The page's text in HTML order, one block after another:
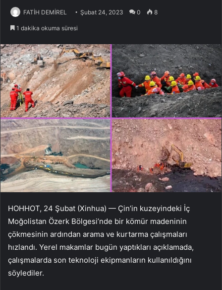
FATİH DEMİREL Şubat 24, 2023 0 8
1 dakika okuma süresi
HOHHOT, 24 Şubat (Xinhua) — Çin’in kuzeyindeki İç
Moğolistan Özerk Bölgesi’nde bir kömür madeninin
çökmesinin ardından arama ve kurtarma çalışmaları
hızlandı. Yerel makamlar bugün yaptıkları açıklamada,
çalışmalarda son teknoloji ekipmanların kullanıldığını
söylediler.